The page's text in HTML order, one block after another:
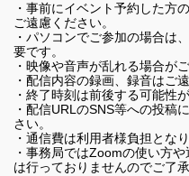
・事前にイベント予約した方
ご遠慮ください。
・パソコンでご参加の場合は
要です。
・映像や音声が乱れる場合が
・配信内容の録画、録音はご
・終了時刻は前後する可能性
・配信URLのSNS等への投稿
さい。
・通信費は利用者様負担となり
・事務局ではZoomの使い方
は行っておりませんのでご了承